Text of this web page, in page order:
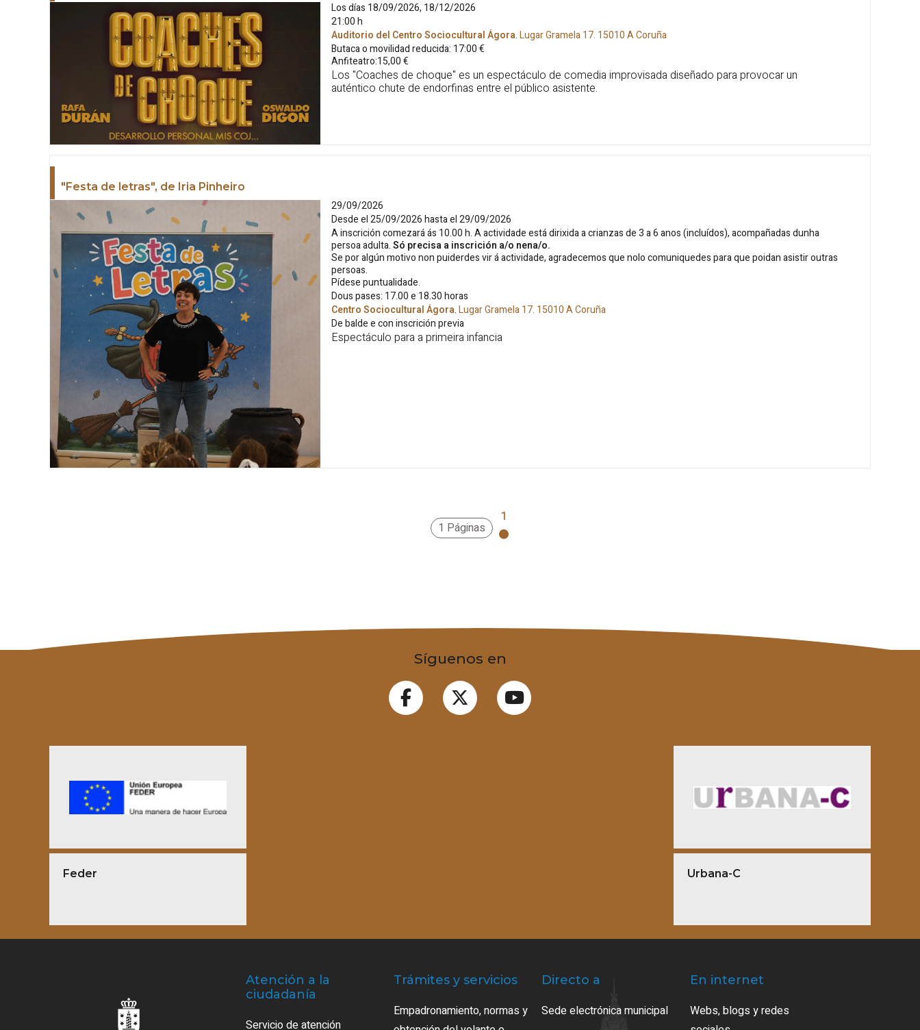
Los días 18/09/2026, 18/12/2026
21:00 h
Auditorio del Centro Sociocultural Ágora.Lugar Gramela 17. 15010A Coruña
Butaca o movilidad reducida: 17:00 €
Anfiteatro:15,00 €
Los "Coaches de choque" es un espectáculo de comedia improvisada diseñado para provocar un
auténtico chute de endorfinas entre el público asistente.
"Festa de letras", de Iria Pinheiro
29/09/2026
Desde el 25/09/2026 hasta el 29/09/2026
A inscrición comezará ás 10.00 h. A actividade está dirixida a crianzas de 3 a 6 anos (incluídos), acompañadas dunha
persoa adulta.Só precisa a inscrición a/o nena/o.
Se por algún motivo non puiderdes vir á actividade, agradecemos que nolo comuniquedes para que poidan asistir outras
persoas.
Pídese puntualidade.
Dous pases: 17.00 e 18.30 horas
Centro Sociocultural Ágora.Lugar Gramela 17. 15010A Coruña
De balde e con inscrición previa
Espectáculo para a primeira infancia
1 Páginas
1
Síguenos en
Feder Urbana-C
Atención a la
ciudadanía
Servicio de atención
Trámites y servicios
Empadronamiento, normas y
Directo a
Sede electrónica municipal
En internet
Webs, blogs y redes